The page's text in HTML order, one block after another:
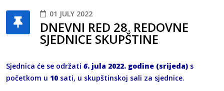
01 JULY 2022
DNEVNI RED 28. REDOVNE
SJEDNICE SKUPŠTINE
Sjednica će se održati 6. jula 2022. godine (srijeda) s
početkom u 10 sati, u skupštinskoj sali za sjednice.